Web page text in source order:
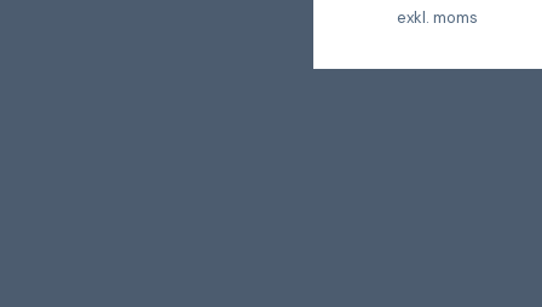
exkl. moms